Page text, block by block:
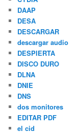
DAAP
DESA
DESCARGAR
descargar audio
DESPIERTA
DISCO DURO
DLNA
DNIE
DNS
dos monitores
EDITAR PDF
el cid